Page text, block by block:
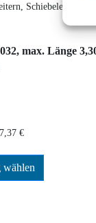
Schiebeleiter
max. Länge
€
wählen